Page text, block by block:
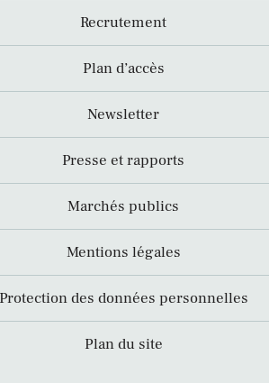
Recrutement
Plan d’accès
Newsletter
Presse et rapports
Marchés publics
Mentions légales
Protection des données personnelles
Plan du site